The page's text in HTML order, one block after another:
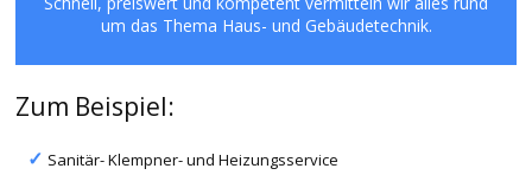
um das Thema Haus- und Gebäudetechnik.
Zum Beispiel:
Sanitär- Klempner- und Heizungsservice